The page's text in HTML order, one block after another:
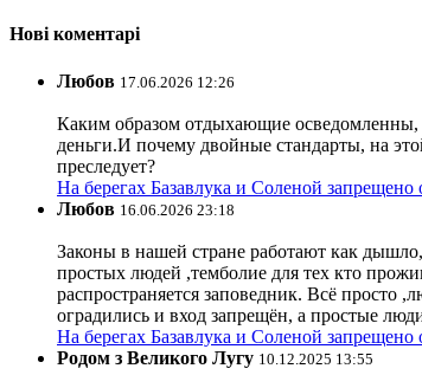
Нові коментарі
Любов 17.06.2026 12:26
Каким образом отдыхающие осведомленны,
деньги.И почему двойные стандарты, на
преследует?
На берегах Базавлука и Соленой запрещено
Любов 16.06.2026 23:18
Законы в нашей стране работают как
простых людей ,темболие для тех кто
распространяется заповедник. Всё просто
оградились и вход запрещён, а простые
На берегах Базавлука и Соленой запрещено
Родом з Великого Лугу 10.12.2025 13:55